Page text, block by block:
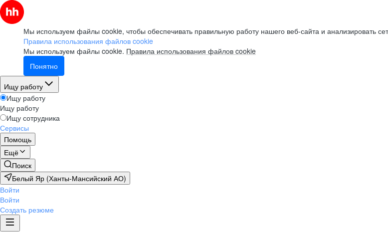
Мы используем файлы cookie, чтобы обеспечивать правильную работу нашего веб-сайта и анализировать
Правила использования файлов cookie
Мы используем файлы cookie. Правила использования файлов cookie
Понятно
Ищу работу
Ищу работу
Ищу работу
Ищу сотрудника
Сервисы
Помощь
Ещё
Поиск
Белый Яр (Ханты-Мансийский АО)
Войти
Войти
Создать резюме